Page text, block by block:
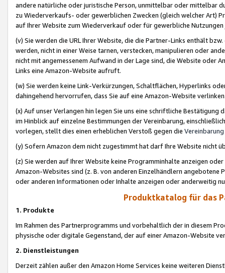
andere natürliche oder juristische Person, unmittelbar oder mittelbar
zu Wiederverkaufs- oder gewerblichen Zwecken (gleich welcher Art)
auf Ihrer Website zum Wiederverkauf oder für gewerbliche
(v) Sie werden die URL Ihrer Website, die die Partner-Links enthält
werden, nicht in einer Weise tarnen, verstecken, manipulieren oder
nicht mit angemessenem Aufwand in der Lage sind, die Website oder
Links eine Amazon-Website aufruft.
(w) Sie werden keine Link-Verkürzungen, Schaltflächen, Hyperlinks
dahingehend hervorrufen, dass Sie auf eine Amazon-Website
(x) Auf unser Verlangen hin legen Sie uns eine schriftliche
im Hinblick auf einzelne Bestimmungen der Vereinbarung,
vorlegen, stellt dies einen erheblichen Verstoß gegen die Vereinbarung
(y) Sofern Amazon dem nicht zugestimmt hat darf Ihre Website nicht
(z) Sie werden auf Ihrer Website keine Programminhalte anzeigen
Amazon-Websites sind (z. B. von anderen Einzelhändlern
oder anderen Informationen oder Inhalte anzeigen oder anderweitig
Produktkatalog für das
1. Produkte
Im Rahmen des Partnerprogramms und vorbehaltlich der in diesem
physische oder digitale Gegenstand, der auf einer Amazon-Website
2. Dienstleistungen
Derzeit zählen außer den Amazon Home Services keine weiteren